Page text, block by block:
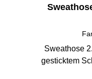
Sweathose
gesticktem